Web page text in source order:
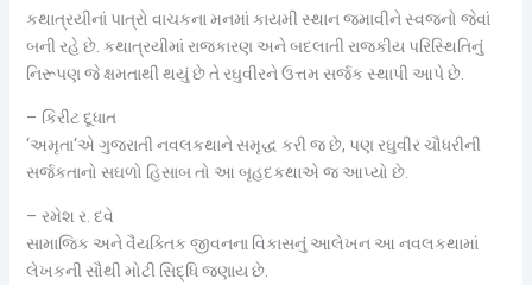
કથાત્રયીનાં પાત્રો વાચકના મનમાં કાયમી સ્થાન જમાવીને સ્વજનો જેવાં
બની રહે છે. કથાત્રયીમાં રાજકારણ અને બદલાતી રાજકીય પરિસ્થિતિનું
નિરૂપણ જે ક્ષમતાથી થયું છે તે રઘુવીરને ઉત્તમ સર્જક સ્થાપી આપે છે.
– કિરીટ દૂધાત
‘અમૃતા‘એ ગુજરાતી નવલકથાને સમૃદ્ધ કરી જ છે, પણ રઘુવીર ચૌધરીની
સર્જકતાનો સઘળો હિસાબ તો આ બૃહદકથાએ જ આપ્યો છે.
– રમેશ ર. દવે
સામાજિક અને વૈયક્તિક જીવનના વિકાસનું આલેખન આ નવલકથામાં
લેખકની સૌથી મોટી સિદ્ધિ જણાય છે.